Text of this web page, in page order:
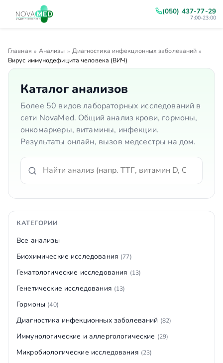
(050) 437-77-29
7:00-23:00
Главная » Анализы » Диагностика инфекционных заболеваний »
Вирус иммунодефицита человека (ВИЧ)
Каталог анализов
Более 50 видов лабораторных исследований в
сети NovaMed. Общий анализ крови, гормоны,
онкомаркеры, витамины, инфекции.
Результаты онлайн, вызов медсестры на дом.
КАТЕГОРИИ
Все анализы
Биохимические исследования (77)
Гематологические исследования (13)
Генетические исследования (13)
Гормоны (40)
Диагностика инфекционных заболеваний (82)
Иммунологические и аллергологические (29)
Микробиологические исследования (23)